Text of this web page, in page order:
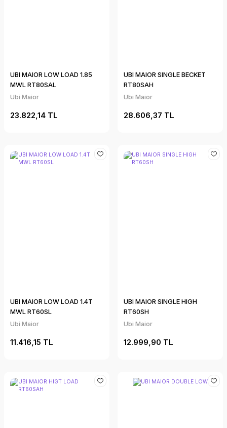
UBI MAIOR LOW LOAD 1.85
MWL RT80SAL
Ubi Maior
23.822,14 TL
UBI MAIOR SINGLE BECKET
RT80SAH
Ubi Maior
28.606,37 TL
UBI MAIOR LOW LOAD 1.4T
MWL RT60SL
Ubi Maior
11.416,15 TL
UBI MAIOR SINGLE HIGH
RT60SH
Ubi Maior
12.999,90 TL